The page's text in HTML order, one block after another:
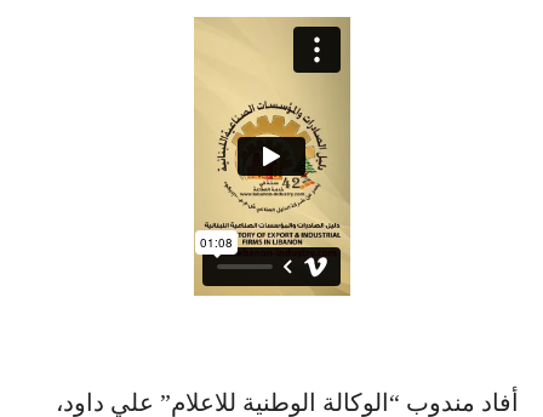
أفاد مندوب “الوكالة الوطنية للاعلام” علي داود،